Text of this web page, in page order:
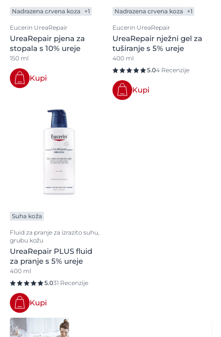
Nadrazena crvena koza +1
Eucerin UreaRepair
UreaRepair pjena za
stopala s 10% ureje
150 ml
Kupi
Nadrazena crvena koza +1
Eucerin UreaRepair
UreaRepair nježni gel za
tuširanje s 5% ureje
400 ml
5.04 Recenzije
Kupi
Suha koža
Fluid za pranje za izrazito suhu,
grubu kožu
UreaRepair PLUS fluid
za pranje s 5% ureje
400 ml
5.031 Recenzije
Kupi